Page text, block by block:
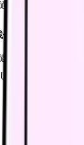
切な感染対策も同
する様々なケース
ます。経験に基づ